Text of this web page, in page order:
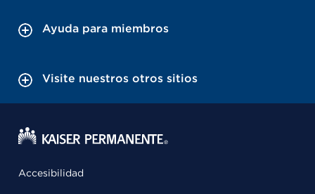
Ayuda para miembros
Visite nuestros otros sitios
Accesibilidad